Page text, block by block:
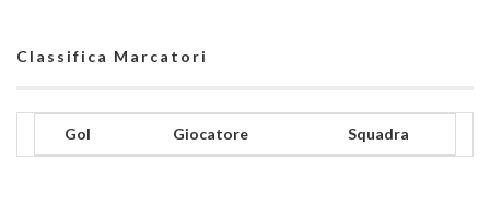
Classifica Marcatori
Gol Giocatore Squadra